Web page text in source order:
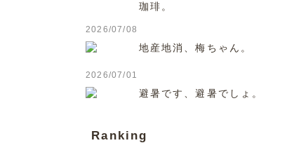
珈琲。
2026/07/08
地産地消、梅ちゃん。
2026/07/01
避暑です、避暑でしょ。
Ranking